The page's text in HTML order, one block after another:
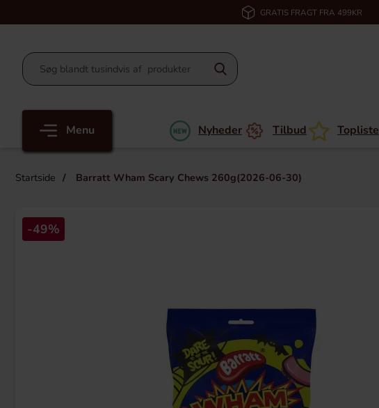
GRATIS FRAGT FRA 499KR
Menu Nyheder Tilbud Topliste
Startside Barratt Wham Scary Chews 260g(2026-06-30)
-49%